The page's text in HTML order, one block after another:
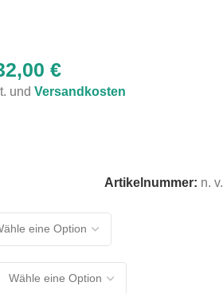
€
und Versandkosten
Artikelnummer: n. v.